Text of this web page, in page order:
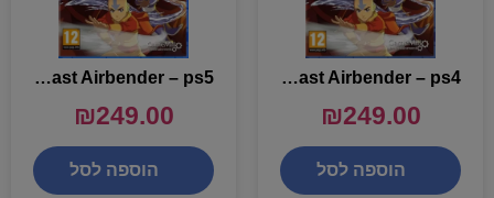
Avatar The Last Airbender – ps4
₪249.00
הוספה לסל
Avatar The Last Airbender – ps5
₪249.00
הוספה לסל